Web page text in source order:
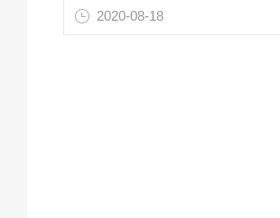
2020-08-18